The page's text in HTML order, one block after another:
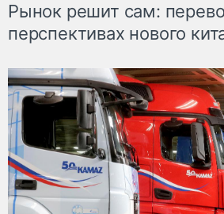
Рынок решит сам:
перспективах нового